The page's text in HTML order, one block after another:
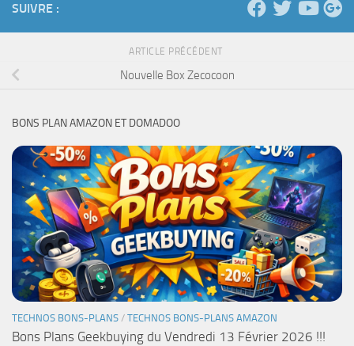
SUIVRE :
ARTICLE PRÉCÉDENT
Nouvelle Box Zecocoon
BONS PLAN AMAZON ET DOMADOO
TECHNOS BONS-PLANS / TECHNOS BONS-PLANS AMAZON
Bons Plans Geekbuying du Vendredi 13 Février 2026 !!!